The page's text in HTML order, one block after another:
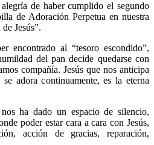
de haber cumplido el segundo
de Adoración Perpetua en nuestra
Jesús”.
encontrado al “tesoro escondido”,
del pan decide quedarse con
compañía. Jesús que nos anticipa
adora continuamente, es la eterna
ha dado un espacio de silencio,
poder estar cara a cara con Jesús,
acción de gracias, reparación,